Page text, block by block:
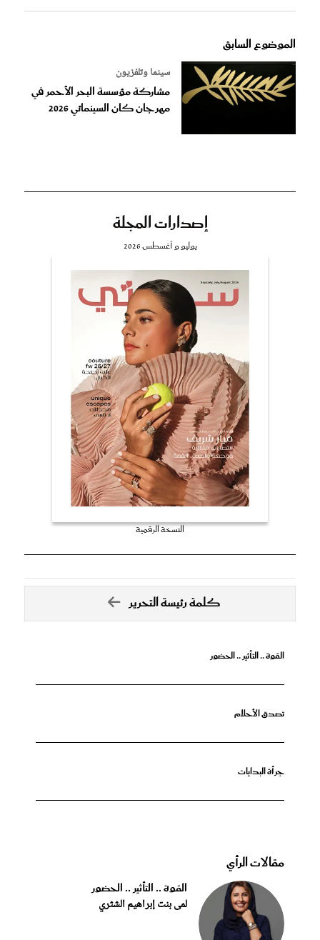
الموضوع السابق
سينما وتلفزيون
مشاركة مؤسسة البحر الأحمر في
مهرجان كان السينمائي 2026
إصدارات المجلة
يوليو و أغسطس 2026
النسخة الرقمية
كلمة رئيسة التحرير
القوة .. التأثير .. الحضور
تصدق الأحلام
جرأة البدايات
مقالات الرأي
القوة .. التأثير .. الحضور
لمى بنت إبراهيم الشثري